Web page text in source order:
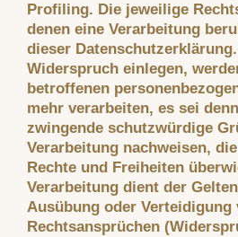
Profiling. Die jeweilige
denen eine Verarbeitung
dieser
Widerspruch einlegen,
betroffenen
mehr verarbeiten, es sei
zwingende schutzwürdige
Verarbeitung nachweisen,
Rechte und Freiheiten
Verarbeitung dient der
Ausübung oder Verteidigung
Rechtsansprüchen